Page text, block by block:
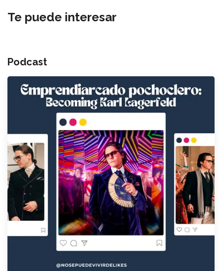
Te puede interesar
Podcast